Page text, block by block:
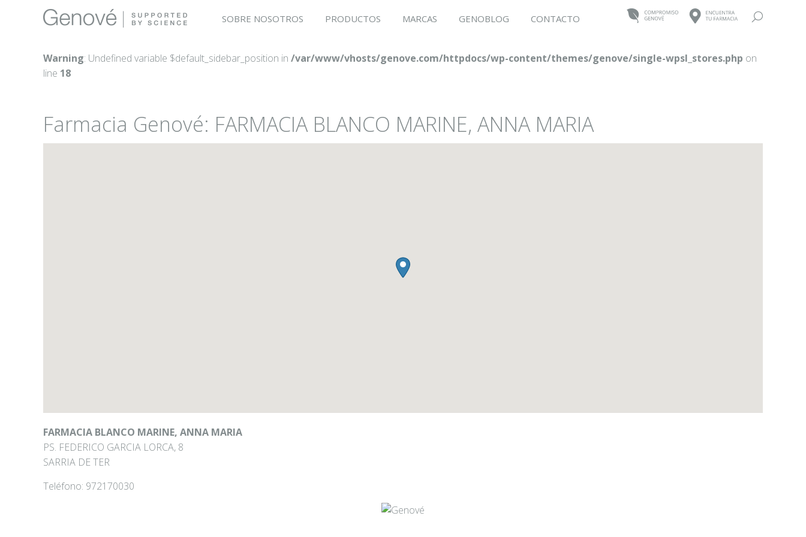
SOBRE NOSOTROS PRODUCTOS MARCAS GENOBLOG CONTACTO Buscar:
Warning: Undefined variable $default_sidebar_position in /var/www/vhosts/genove.com/httpdocs/wp-content/themes/genove/single-wpsl_stores.php on
line 18
Farmacia Genové: FARMACIA BLANCO MARINE, ANNA MARIA
FARMACIA BLANCO MARINE, ANNA MARIA
PS. FEDERICO GARCIA LORCA, 8
SARRIA DE TER
Teléfono: 972170030